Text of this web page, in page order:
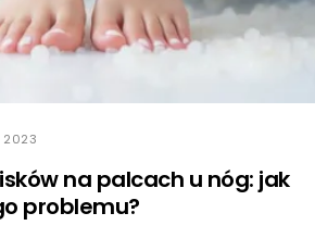
2023
na palcach u nóg: jak
problemu?